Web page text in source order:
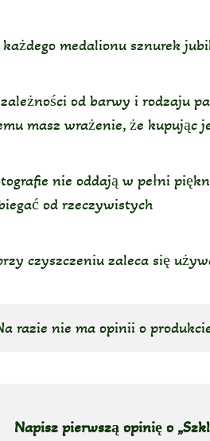
każdego medalionu sznurek
od barwy i rodzaju
masz wrażenie, że
nie oddają w pełni
od rzeczywistych
czyszczeniu zaleca się
razie nie ma opinii o
Napisz pierwszą opinię o